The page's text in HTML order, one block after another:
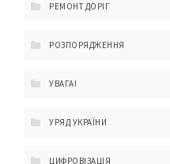
РЕМОНТ ДОРІГ
РОЗПОРЯДЖЕННЯ
УВАГА!
УРЯД УКРАЇНИ
ЦИФРОВІЗАЦІЯ